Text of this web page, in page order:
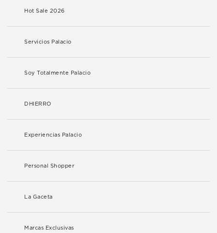
Hot Sale 2026
Servicios Palacio
Soy Totalmente Palacio
DHIERRO
Experiencias Palacio
Personal Shopper
La Gaceta
Marcas Exclusivas